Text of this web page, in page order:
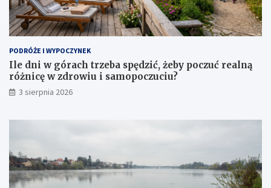
PODRÓŻE I WYPOCZYNEK
Ile dni w górach trzeba spędzić, żeby poczuć realną
różnicę w zdrowiu i samopoczuciu?
3 sierpnia 2026